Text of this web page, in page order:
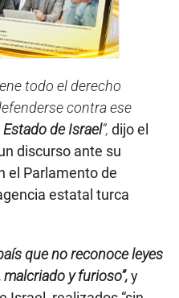
todo el derecho
contra ese
Estado de Israel”, dijo el
discurso ante su
el Parlamento de
estatal turca
que no reconoce leyes
y furioso”,y